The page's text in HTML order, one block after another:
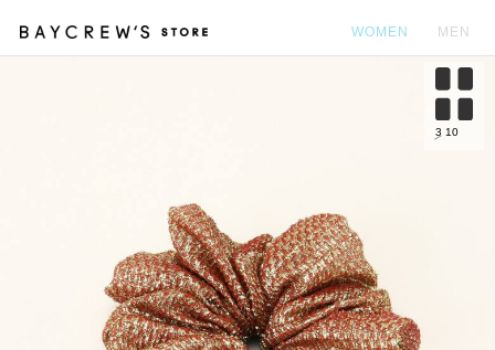
WOMEN MEN
3 10